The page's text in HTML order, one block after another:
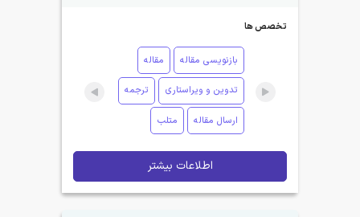
تخصص ها
بازنویسی مقاله مقاله
تدوین و ویراستاری ترجمه
ارسال مقاله متلب
اطلاعات بیشتر